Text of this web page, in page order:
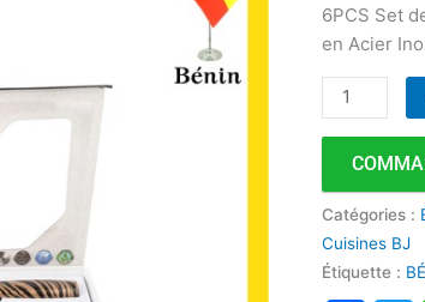
6PCS Set
en Acier
Couteaux
6Pcs
Catégories :
Cuisines BJ
Étiquette :